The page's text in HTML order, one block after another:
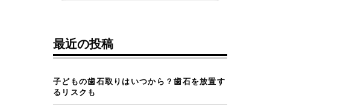
最近の投稿
子どもの歯石取りはいつから？歯石を放置す
るリスクも